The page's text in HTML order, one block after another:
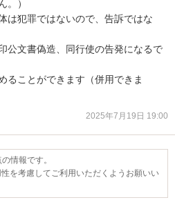
。）
は犯罪ではないので、告訴ではな
公文書偽造、同行使の告発になるで
ることができます（併用できま
2025年7月19日 19:00
情報です。
を考慮してご利用いただくようお願いい